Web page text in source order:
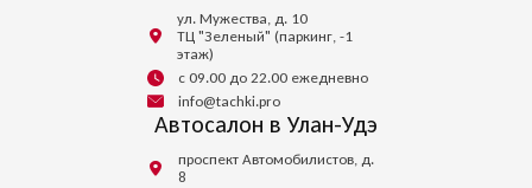
ул. Мужества, д. 10
ТЦ "Зеленый" (паркинг, -1
этаж)
с 09.00 до 22.00 ежедневно
info@tachki.pro
Автосалон в Улан-Удэ
проспект Автомобилистов, д.
8